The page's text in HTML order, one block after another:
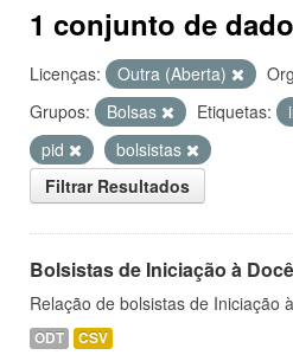
1 conjunto de
Licenças: Outra (Aberta)
Grupos:
Bolsas Etiquetas:
pid
bolsistas
Filtrar Resultados
Bolsistas de Iniciação à
Relação de bolsistas de Iniciação
ODT CSV